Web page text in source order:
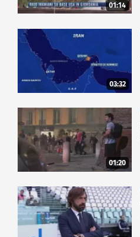
01:14
03:32
01:20